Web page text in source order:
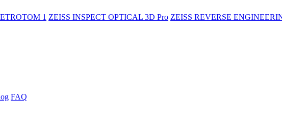
1 ZEISS INSPECT OPTICAL 3D Pro ZEISS REVERSE
FAQ